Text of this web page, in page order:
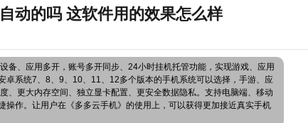
动的吗 这软件用的效果怎么样
备、应用多开，账号多开同步、24小时挂机托管功能，实现游戏、应用
卓系统7、8、9、10、11、12多个版本的手机系统可以选择，手游、应
、更大内存空间、独立显卡配置、更安全数据隐私。支持电脑端、移动
操作。让用户在《多多云手机》的使用上，可以获得更加接近真实手机